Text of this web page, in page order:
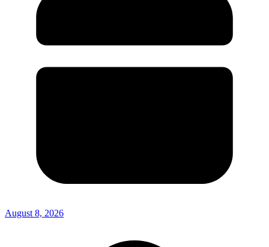
August 8, 2026